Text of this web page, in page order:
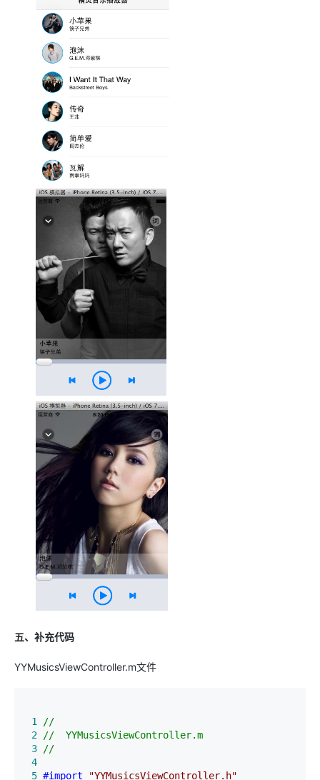
五、补充代码
YYMusicsViewController.m文件
1
//
2
//
3
4
5 #import "YYMusicsViewController.h"